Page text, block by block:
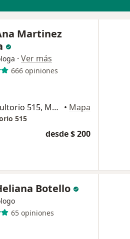
Martinez
· Ver más
666 opiniones
Carrera 21 #64a-33 consultorio 515, Manizales • Mapa
515
desde $ 200
Botello
65 opiniones